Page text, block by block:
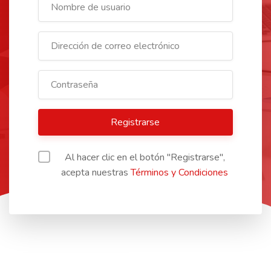
Registrarse
Al hacer clic en el botón "Registrarse",
acepta nuestrasTérminos y Condiciones